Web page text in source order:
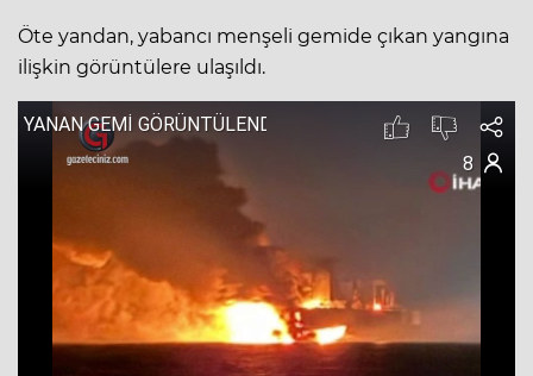
Öte yandan, yabancı menşeli gemide çıkan yangına
ilişkin görüntülere ulaşıldı.